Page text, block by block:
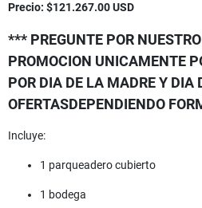
Precio: $121.267.00 USD
*** PREGUNTE POR
PROMOCION UNICAMENTE
POR DIA DE LA MADRE Y DIA
OFERTASDEPENDIENDO
Incluye:
1 parqueadero cubierto
1 bodega